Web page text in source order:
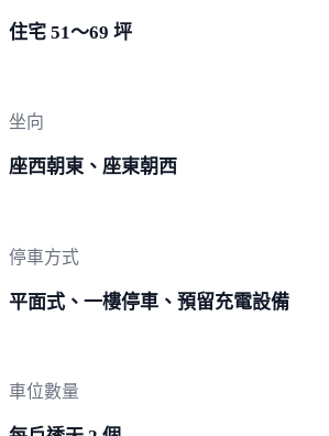
住宅 51～69 坪
坐向
座西朝東、座東朝西
停車方式
平面式、一樓停車、預留充電設備
車位數量